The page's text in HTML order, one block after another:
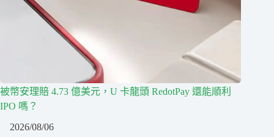
被幣安理賠 4.73 億美元，U 卡龍頭 RedotPay 還能順利
IPO 嗎？
2026/08/06